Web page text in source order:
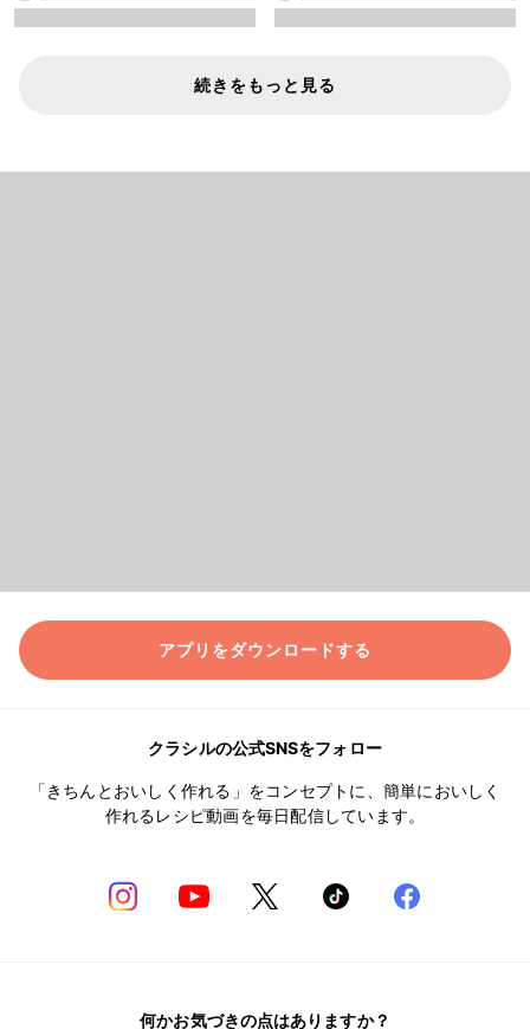
続きをもっと見る
アプリをダウンロードする
クラシルの公式SNSをフォロー
「きちんとおいしく作れる」をコンセプトに、簡単においしく
作れるレシピ動画を毎日配信しています。
何かお気づきの点はありますか？